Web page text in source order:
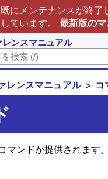
にメンテナンスが終了
ています。 最新版の
ンスマニュアル
レンスマニュアル コ
マンドが提供されます。